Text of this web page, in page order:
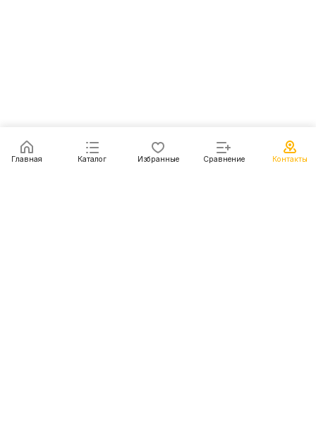
Главная Каталог Избранные Сравнение Контакты